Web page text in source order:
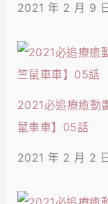
2021 年 2 月 9 日
2021必追療癒動
鼠車車】05話
2021 年 2 月 2 日